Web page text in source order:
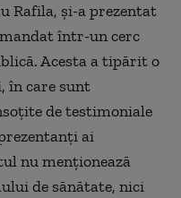
Rafila, și-a prezentat
într-un cerc
Acesta a tipărit o
în care sunt
de testimoniale
ai
nu menționează
de sănătate, nici